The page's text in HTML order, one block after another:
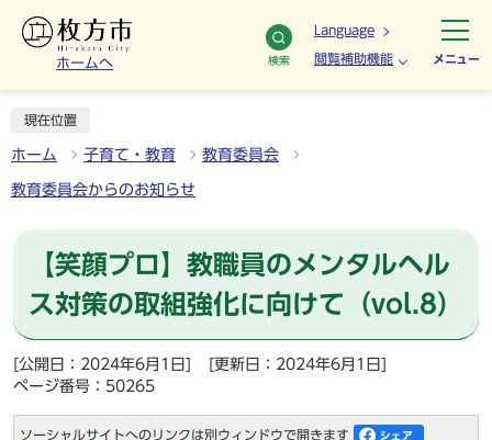
ホームへ 検索
Language
閲覧補助機能 メニュー
現在位置
ホーム 子育て・教育 教育委員会
教育委員会からのお知らせ
【笑顔プロ】教職員のメンタルヘル
ス対策の取組強化に向けて（vol.8）
[公開日：2024年6月1日]
[更新日：2024年6月1日]
ページ番号：50265
ソーシャルサイトへのリンクは別ウィンドウで開きます